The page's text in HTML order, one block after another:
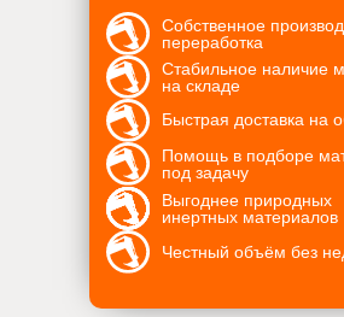
Собственное
переработка
Стабильное наличие
на складе
Быстрая доставка на
Выгоднее природных
инертных материалов
Честный объём без
Помощь в подборе
под задачу